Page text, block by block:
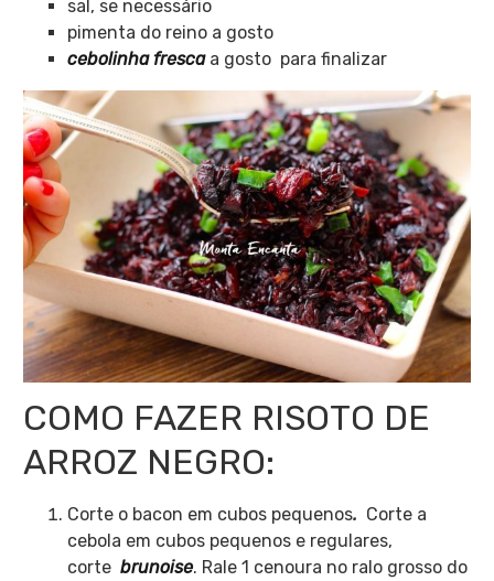
sal, se necessário
pimenta do reino a gosto
cebolinha frescaa gosto para finalizar
COMO FAZER RISOTO DE
ARROZ NEGRO:
Corte o bacon em cubos pequenos. Corte a
cebola em cubos pequenos e regulares,
corte brunoise. Rale 1 cenoura no ralo grosso do